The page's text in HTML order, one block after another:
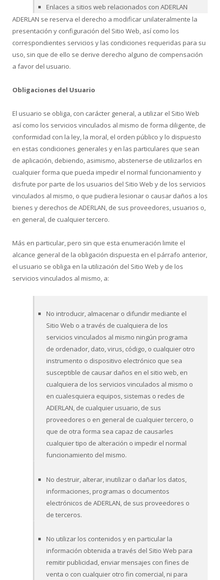
Enlaces a sitios web relacionados con ADERLAN
ADERLAN se reserva el derecho a modificar unilateralmente la
presentación y configuración del Sitio Web, así como los
correspondientes servicios y las condiciones requeridas para su
uso, sin que de ello se derive derecho alguno de compensación
a favor del usuario.
Obligaciones del Usuario
El usuario se obliga, con carácter general, a utilizar el Sitio Web
así como los servicios vinculados al mismo de forma diligente, de
conformidad con la ley, la moral, el orden público y lo dispuesto
en estas condiciones generales y en las particulares que sean
de aplicación, debiendo, asimismo, abstenerse de utilizarlos en
cualquier forma que pueda impedir el normal funcionamiento y
disfrute por parte de los usuarios del Sitio Web y de los servicios
vinculados al mismo, o que pudiera lesionar o causar daños a los
bienes y derechos de ADERLAN, de sus proveedores, usuarios o,
en general, de cualquier tercero.
Más en particular, pero sin que esta enumeración limite el
alcance general de la obligación dispuesta en el párrafo anterior,
el usuario se obliga en la utilización del Sitio Web y de los
servicios vinculados al mismo, a:
No introducir, almacenar o difundir mediante el
Sitio Web o a través de cualquiera de los
servicios vinculados al mismo ningún programa
de ordenador, dato, virus, código, o cualquier otro
instrumento o dispositivo electrónico que sea
susceptible de causar daños en el sitio web, en
cualquiera de los servicios vinculados al mismo o
en cualesquiera equipos, sistemas o redes de
ADERLAN, de cualquier usuario, de sus
proveedores o en general de cualquier tercero, o
que de otra forma sea capaz de causarles
cualquier tipo de alteración o impedir el normal
funcionamiento del mismo.
No destruir, alterar, inutilizar o dañar los datos,
informaciones, programas o documentos
electrónicos de ADERLAN, de sus proveedores o
de terceros.
No utilizar los contenidos y en particular la
información obtenida a través del Sitio Web para
remitir publicidad, enviar mensajes con fines de
venta o con cualquier otro fin comercial, ni para